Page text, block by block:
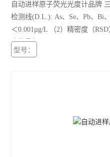
自动进样原子荧光光度计品牌 三灯三通道原子荧光光度计 （1）
检测线(D.L.): As、Se、Pb、Bi
＜0.001µg/L （2）精密度（
个数量级。
型号：